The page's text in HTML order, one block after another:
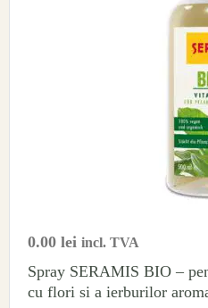
0.00 lei incl. TVA
Spray SERAMIS BIO –
cu flori si a ierburilor